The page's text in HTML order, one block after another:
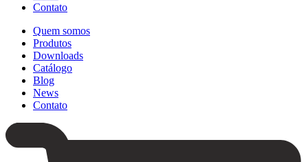
Contato
Quem somos
Produtos
Downloads
Catálogo
Blog
News
Contato